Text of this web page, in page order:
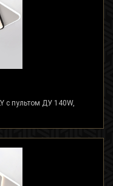
с пультом ДУ 140W,